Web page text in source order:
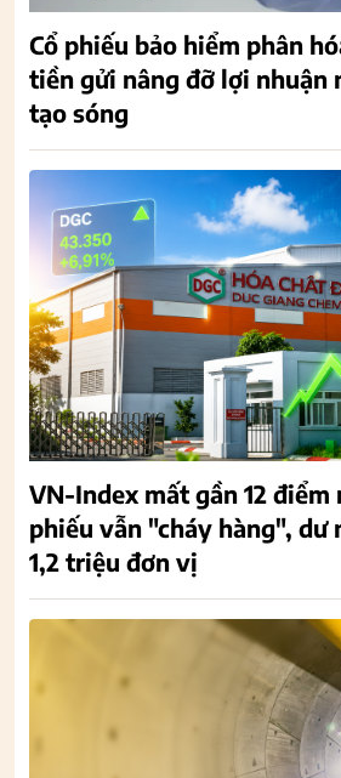
Cổ phiếu bảo hiểm phân
tiền gửi nâng đỡ lợi nhuận
tạo sóng
VN-Index mất gần 12
phiếu vẫn "cháy hàng", dư
1,2 triệu đơn vị